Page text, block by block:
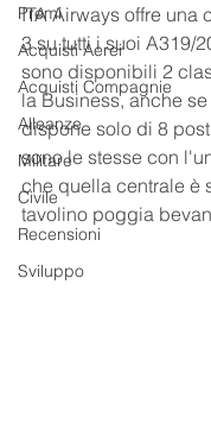
Premi
Acquisti Aerei
Acquisti Compagnie
Alleanze
Militare
Civile
Recensioni
Sviluppo
ITA Airways offre una
3 su tutti i suoi A319/
sono disponibili 2
la Business, anche
dispone solo di 8
sono le stesse con
che quella centrale è
tavolino poggia